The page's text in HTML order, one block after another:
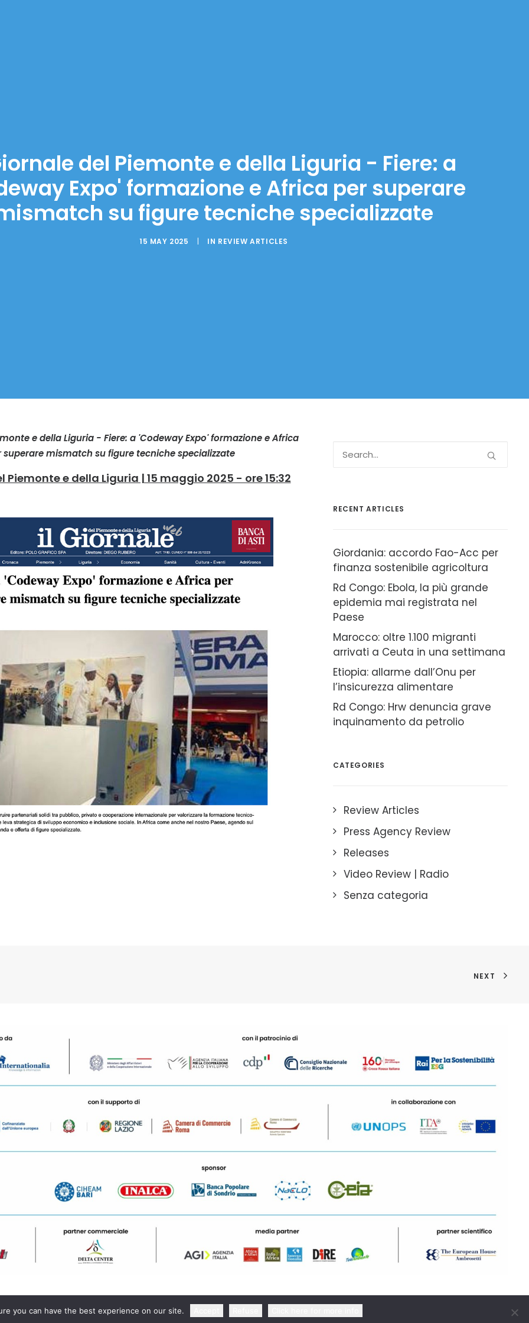
del Piemonte e della Liguria - Fiere: a
Expo' formazione e Africa per superare
su figure tecniche specializzate
15 MAY 2025 | IN REVIEW ARTICLES
e della Liguria - Fiere: a 'Codeway Expo' formazione e Africa
superare mismatch su figure tecniche specializzate
Piemonte e della Liguria | 15 maggio 2025 - ore 15:32
RECENT ARTICLES
Giordania: accordo Fao-Acc per
finanza sostenibile agricoltura
Rd Congo: Ebola, la più grande
epidemia mai registrata nel
Paese
Marocco: oltre 1.100 migranti
arrivati a Ceuta in una settimana
Etiopia: allarme dall’Onu per
l’insicurezza alimentare
Rd Congo: Hrw denuncia grave
inquinamento da petrolio
CATEGORIES
Review Articles
Press Agency Review
Releases
Video Review | Radio
Senza categoria
NEXT
you can have the best experience on our site.